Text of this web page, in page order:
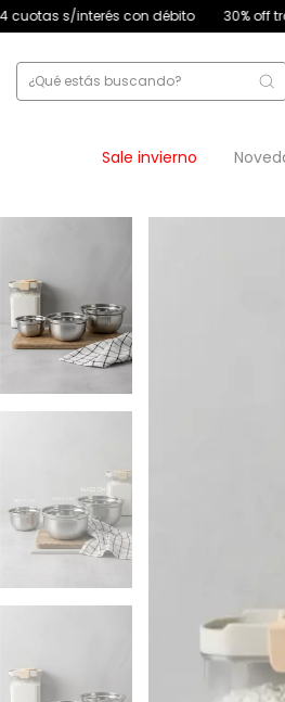
débito 30% off transferencia 12
Sale invierno